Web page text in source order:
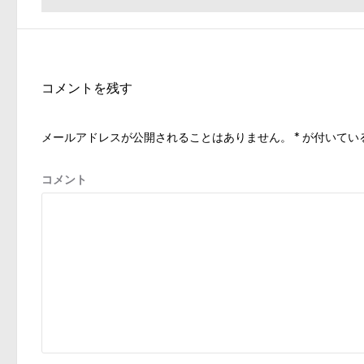
ゲ
シ
ン
の
コメントを残す
メールアドレスが公開されることはありません。 * が付いてい
コメント